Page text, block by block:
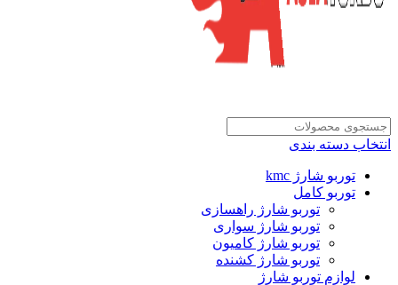
انتخاب دسته بندی
توربو شارژ kmc
توربو کامل
توربو شارژ راهسازی
توربو شارژ سواری
توربو شارژ کامیون
توربو شارژ کشنده
لوازم توربو شارژ